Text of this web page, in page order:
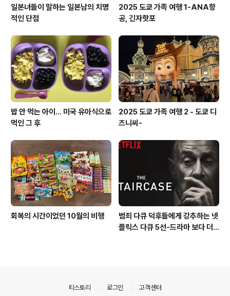
일본녀들이 말하는 일본남의 치명
적인 단점
2025 도쿄 가족 여행 1-ANA항
공, 긴자핫포
밥 안 먹는 아이... 미국 유아식으로
먹인 그 후
2025 도쿄 가족 여행 2 - 도쿄 디
즈니씨-
회복의 시간이었던 10월의 비행
범죄 다큐 덕후들에게 강추하는 넷
플릭스 다큐 5선-드라마 보다 더
티스토리 로그인 고객센터